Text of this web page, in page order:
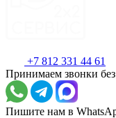
+7 812 331 44 61
Принимаем звонки
Пишите нам в